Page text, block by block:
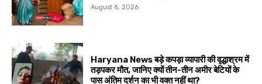
August 6, 2026
Haryana News बड़े कपड़ा व्यापारी की वृद्धाश्रम में
तड़पकर मौत, जानिए क्यों तीन-तीन अमीर बेटियों के
पास अंतिम दर्शन का भी वक्त नहीं था?